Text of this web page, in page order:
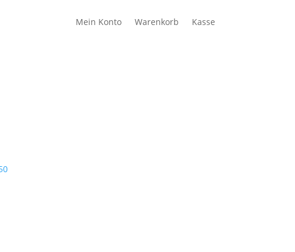
Mein Konto Warenkorb Kasse